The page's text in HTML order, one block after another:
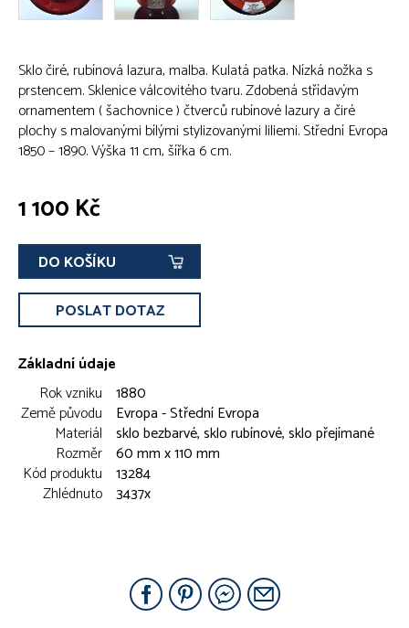
Sklo čiré, rubínová lazura, malba. Kulatá patka. Nízká nožka s
prstencem. Sklenice válcovitého tvaru. Zdobená střídavým
ornamentem ( šachovnice ) čtverců rubínové lazury a čiré
plochy s malovanými bílými stylizovanými liliemi. Střední Evropa
1850 – 1890. Výška 11 cm, šířka 6 cm.
1 100 Kč
DO KOŠÍKU
POSLAT DOTAZ
Základní údaje
Rok vzniku 1880
Země původu
Evropa - Střední Evropa
Materiál sklo bezbarvé, sklo rubínové, sklo přejímané
Rozměr 60 mm x 110 mm
Kód produktu 13284
Zhlédnuto 3437x